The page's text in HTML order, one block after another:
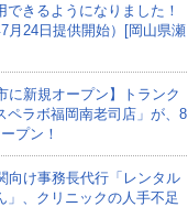
できるようになりました！
7月24日提供開始）[岡山県瀬
に新規オープン】トランク
ペラボ福岡南老司店」が、8
プン！
向け事務長代行「レンタル
」、クリニックの人手不足